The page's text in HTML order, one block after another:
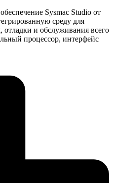
Sysmac Studio от
среду для
и обслуживания всего
процессор, интерфейс